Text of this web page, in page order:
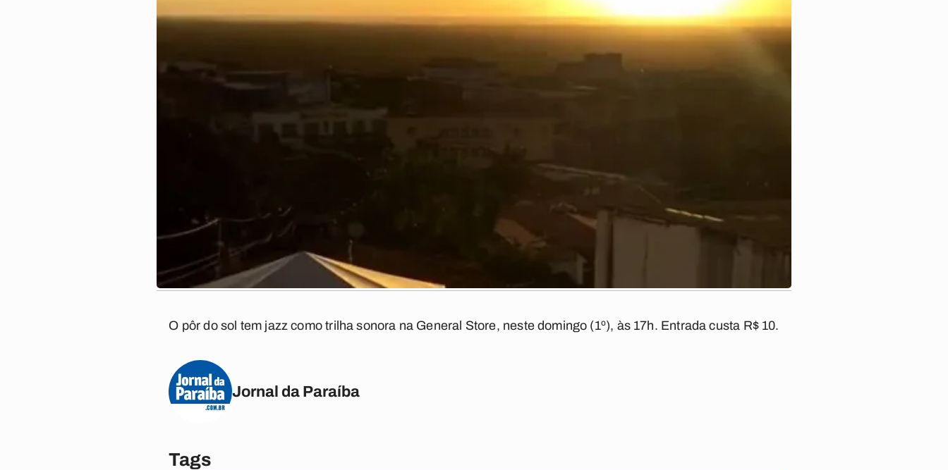
O pôr do sol tem jazz como trilha sonora na General Store, neste domingo (1º), às 17h. Entrada custa R$ 10.
Jornal da Paraíba
Tags